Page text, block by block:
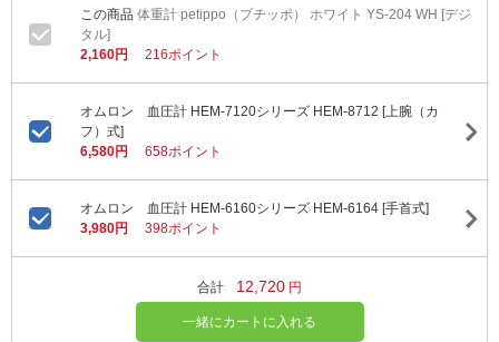
体重計 petippo（プチッポ） ホワイト YS-204 WH [デジ
タル]
2,160円
216ポイント
オムロン 血圧計 HEM-7120シリーズ HEM-8712 [上腕（カ
フ）式]
6,580円
658ポイント
オムロン 血圧計 HEM-6160シリーズ HEM-6164 [手首式]
3,980円
398ポイント
合計 12,720 円
一緒にカートに入れる